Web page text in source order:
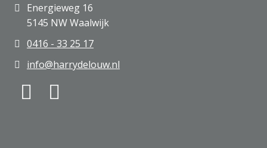
Energieweg 16
5145 NW Waalwijk
0416 - 33 25 17
info@harrydelouw.nl